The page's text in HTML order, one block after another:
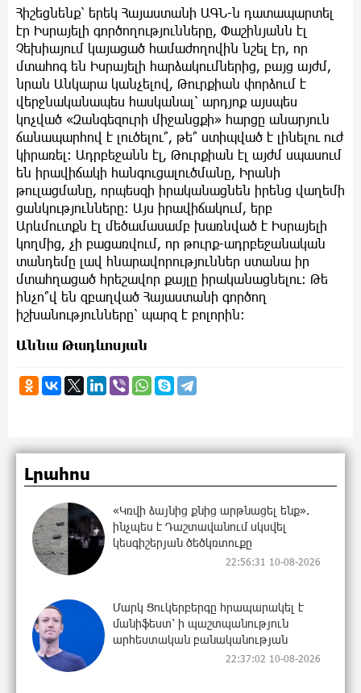
Հիշեցնենք՝ երեկ Հայաստանի ԱԳՆ-ն դատապարտել
էր Իսրայելի գործողությունները, Փաշինյանն էլ
Չեխիայում կայացած համաժողովին նշել էր, որ
մտահոգ են Իսրայելի հարձակումներից, բայց այժմ,
նրան Անկարա կանչելով, Թուրքիան փորձում է
վերջնականապես հասկանալ՝ արդյոք այսպես
կոչված «Զանգեզուրի միջանցքի» հարցը անարյուն
ճանապարհով է լուծելու՞, թե՞ ստիպված է լինելու ուժ
կիրառել։ Ադրբեջանն էլ, Թուրքիան էլ այժմ սպասում
են իրավիճակի հանգուցալուծմանը, Իրանի
թուլացմանը, որպեսզի իրականացնեն իրենց վաղեմի
ցանկությունները։ Այս իրավիճակում, երբ
Արևմուտքն էլ մեծամասամբ խառնված է Իսրայելի
կողմից, չի բացառվում, որ թուրք-ադրբեջանական
տանդեմը լավ հնարավորություններ ստանա իր
մտահղացած հրեշավոր քայլը իրականացնելու։ Թե
ինչո՞վ են զբաղված Հայաստանի գործող
իշխանությունները՝ պարզ է բոլորին։
Աննա Թադևոսյան
Լրահոս
«Կռվի ձայնից քնից արթնացել ենք».
ինչպես է Դաշտավանում սկսվել
կեսգիշերյան ծեծկռտուքը
22:56:31 10-08-2026
Մարկ Ցուկերբերգը հրապարակել է
մանիֆեստ՝ ի պաշտպանություն
արհեստական բանականության
22:37:02 10-08-2026